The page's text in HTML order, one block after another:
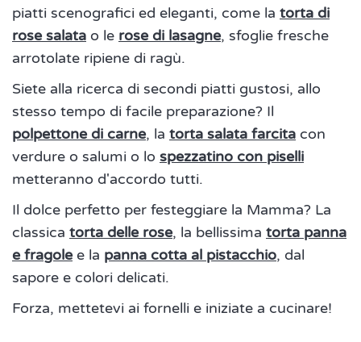
piatti scenografici ed eleganti, come la torta di
rose salata o le rose di lasagne, sfoglie fresche
arrotolate ripiene di ragù.
Siete alla ricerca di secondi piatti gustosi, allo
stesso tempo di facile preparazione? Il
polpettone di carne, la torta salata farcita con
verdure o salumi o lo spezzatino con piselli
metteranno d'accordo tutti.
Il dolce perfetto per festeggiare la Mamma? La
classica torta delle rose, la bellissima torta panna
e fragolee la panna cotta al pistacchio, dal
sapore e colori delicati.
Forza, mettetevi ai fornelli e iniziate a cucinare!